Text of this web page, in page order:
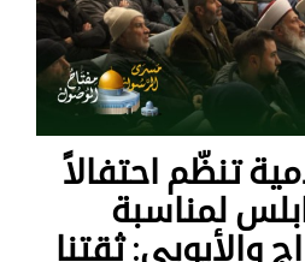
تنظّم احتفالاً
لمناسبة
والأيوبي: ثقتنا